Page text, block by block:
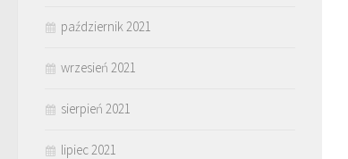
październik 2021
wrzesień 2021
sierpień 2021
lipiec 2021